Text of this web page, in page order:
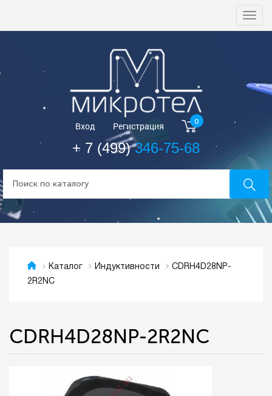
Вход Регистрация 0
+ 7 (499)346-75-68
Каталог Индуктивности
CDRH4D28NP-
2R2NC
CDRH4D28NP-2R2NC